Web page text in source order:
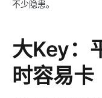
不少隐患。
大Key：
时容易卡